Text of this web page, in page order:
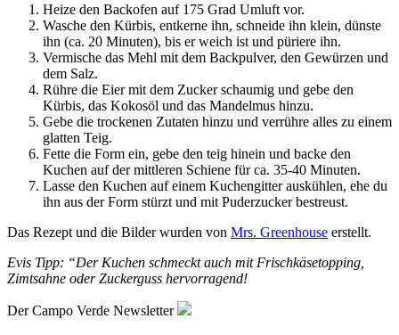
Heize den Backofen auf 175 Grad Umluft vor.
Wasche den Kürbis, entkerne ihn, schneide ihn klein, dünste
ihn (ca. 20 Minuten), bis er weich ist und püriere ihn.
Vermische das Mehl mit dem Backpulver, den Gewürzen und
dem Salz.
Rühre die Eier mit dem Zucker schaumig und gebe den
Kürbis, das Kokosöl und das Mandelmus hinzu.
Gebe die trockenen Zutaten hinzu und verrühre alles zu einem
glatten Teig.
Fette die Form ein, gebe den teig hinein und backe den
Kuchen auf der mittleren Schiene für ca. 35-40 Minuten.
Lasse den Kuchen auf einem Kuchengitter auskühlen, ehe du
ihn aus der Form stürzt und mit Puderzucker bestreust.
Das Rezept und die Bilder wurden von Mrs. Greenhouse erstellt.
Evis Tipp: “Der Kuchen schmeckt auch mit Frischkäsetopping,
Zimtsahne oder Zuckerguss hervorragend!
Der Campo Verde Newsletter